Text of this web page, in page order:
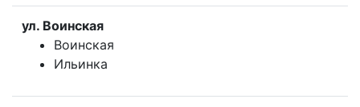
ул. Воинская
Воинская
Ильинка